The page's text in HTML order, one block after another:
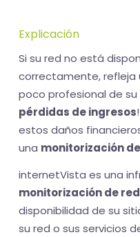
Explicación
Si su red no está
correctamente, refleja
poco profesional de su
pérdidas de ingresos
estos daños
una monitorización
internetVista es una
monitorización de red
disponibilidad de su
su red o sus servicios